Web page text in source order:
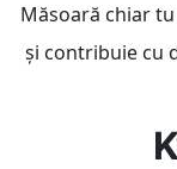
Măsoară chiar
și contribuie cu